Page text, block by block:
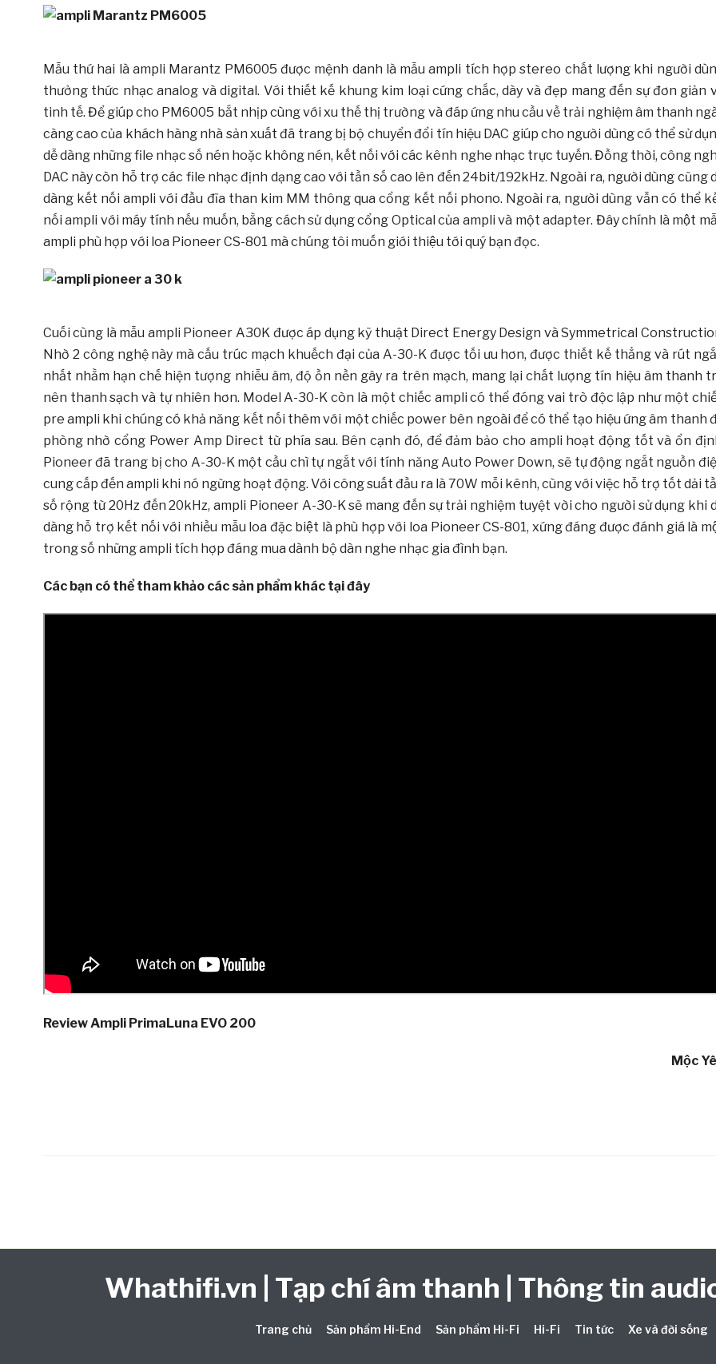
Mẫu thứ hai là ampli Marantz PM6005 được mệnh danh là mẫu ampli tích hợp stereo chất lượng khi người
thưởng thức nhạc analog và digital. Với thiết kế khung kim loại cứng chắc, dày và đẹp mang đến sự đơn giản
tinh tế. Để giúp cho PM6005 bắt nhịp cùng với xu thế thị trường và đáp ứng nhu cầu về trải nghiệm âm thanh
càng cao của khách hàng nhà sản xuất đã trang bị bộ chuyển đổi tín hiệu DAC giúp cho người dùng có thể sử
dễ dàng những file nhạc số nén hoặc không nén, kết nối với các kênh nghe nhạc trực tuyến. Đồng thời, công
DAC này còn hỗ trợ các file nhạc định dạng cao với tần số cao lên đến 24bit/192kHz. Ngoài ra, người dùng cũng
dàng kết nối ampli với đầu đĩa than kim MM thông qua cổng kết nối phono. Ngoài ra, người dùng vẫn có thể
nối ampli với máy tính nếu muốn, bằng cách sử dụng cổng Optical của ampli và một adapter. Đây chính là một
ampli phù hợp với loa Pioneer CS-801 mà chúng tôi muốn giới thiệu tới quý bạn đọc.
Cuối cùng là mẫu ampli Pioneer A30K được áp dụng kỹ thuật Direct Energy Design và Symmetrical
Nhờ 2 công nghệ này mà cấu trúc mạch khuếch đại của A-30-K được tối ưu hơn, được thiết kế thẳng và rút
nhất nhằm hạn chế hiện tượng nhiễu âm, độ ồn nền gây ra trên mạch, mang lại chất lượng tín hiệu âm thanh
nên thanh sạch và tự nhiên hơn. Model A-30-K còn là một chiếc ampli có thể đóng vai trò độc lập như một
pre ampli khi chúng có khả năng kết nối thêm với một chiếc power bên ngoài để có thể tạo hiệu ứng âm thanh
phòng nhờ cổng Power Amp Direct từ phía sau. Bên cạnh đó, để đảm bảo cho ampli hoạt động tốt và ổn
Pioneer đã trang bị cho A-30-K một cầu chì tự ngắt với tính năng Auto Power Down, sẽ tự động ngắt nguồn
cung cấp đến ampli khi nó ngừng hoạt động. Với công suất đầu ra là 70W mỗi kênh, cùng với việc hỗ trợ tốt dải
số rộng từ 20Hz đến 20kHz, ampli Pioneer A-30-K sẽ mang đến sự trải nghiệm tuyệt vời cho người sử dụng khi
dàng hỗ trợ kết nối với nhiều mẫu loa đặc biệt là phù hợp với loa Pioneer CS-801, xứng đáng được đánh giá là
trong số những ampli tích hợp đáng mua dành bộ dàn nghe nhạc gia đình bạn.
Các bạn có thể tham khảo các sản phẩm khác tại đây
Review Ampli PrimaLuna EVO 200
Mộc
Whathifi.vn | Tạp chí âm thanh | Thông tin
Trang chủ Sản phẩm Hi-End Sản phẩm Hi-Fi Hi-Fi Tin tức Xe và đời sống